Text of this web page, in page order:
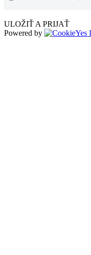
ULOŽIŤ A PRIJAŤ
Powered by